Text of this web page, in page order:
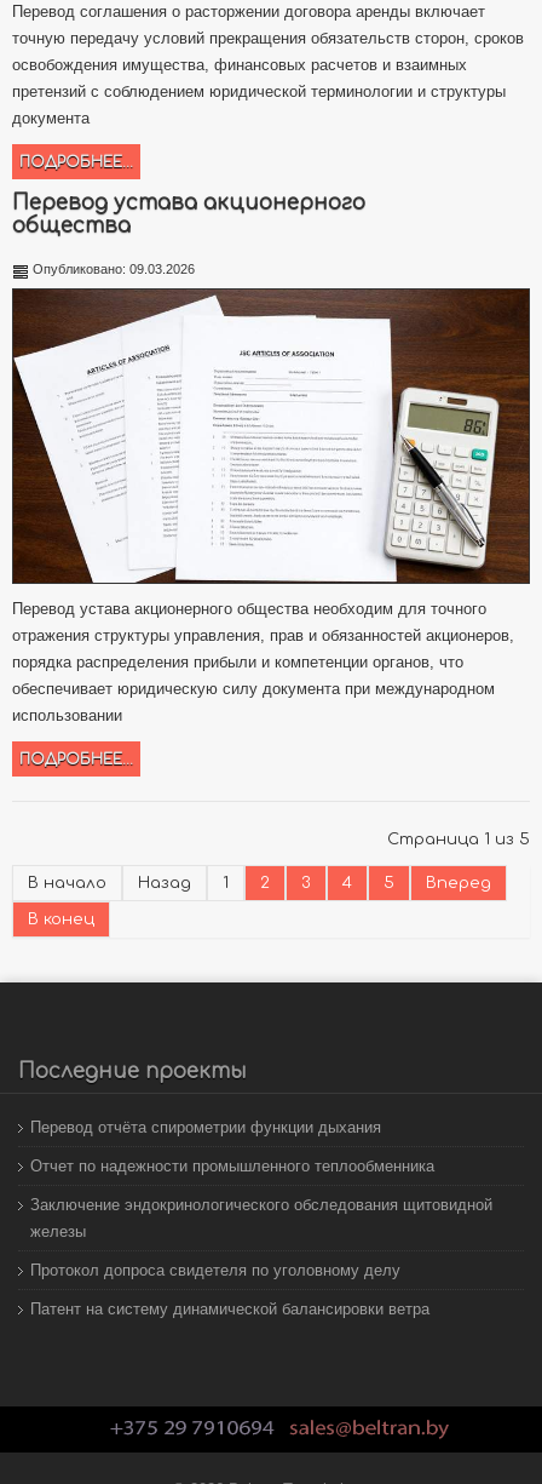
Перевод соглашения о расторжении договора аренды включает
точную передачу условий прекращения обязательств сторон, сроков
освобождения имущества, финансовых расчетов и взаимных
претензий с соблюдением юридической терминологии и структуры
документа
ПОДРОБНЕЕ...
Перевод устава акционерного
общества
Опубликовано: 09.03.2026
Перевод устава акционерного общества необходим для точного
отражения структуры управления, прав и обязанностей акционеров,
порядка распределения прибыли и компетенции органов, что
обеспечивает юридическую силу документа при международном
использовании
ПОДРОБНЕЕ...
Страница 1 из 5
В начало Назад 1 2 3 4 5 Вперед
В конец
Последние проекты
Перевод отчёта спирометрии функции дыхания
Отчет по надежности промышленного теплообменника
Заключение эндокринологического обследования щитовидной
железы
Протокол допроса свидетеля по уголовному делу
Патент на систему динамической балансировки ветра